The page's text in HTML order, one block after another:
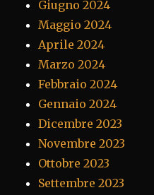
Giugno 2024
Maggio 2024
Aprile 2024
Marzo 2024
Febbraio 2024
Gennaio 2024
Dicembre 2023
Novembre 2023
Ottobre 2023
Settembre 2023